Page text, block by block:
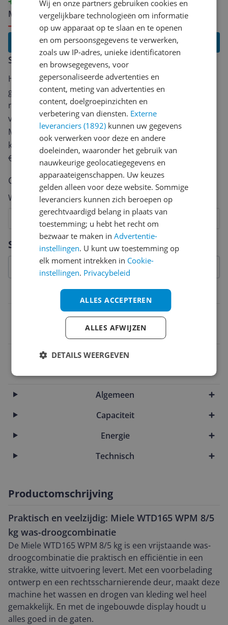
Specificaties
Wasprogramma's
4002516363453
Algemeen
Capaciteit
Energie
Technisch
Productomschrijving
Praktisch en veelzijdig: Miele WTD165 WPM 8/5
kg was-droogcombinatie
De Miele WTD165 WPM 8/5 kg is een vrijstaande was-
droogcombinatie die praktisch en efficiëntie in een
strakke, witte uitvoering levert. Met een voorbelading
ontwerp en een rechtsscharnierende deur, maakt deze
machine het wassen en drogen van kleding wel heel
gemakkelijk. En met de ingebouwde display houdt u
alles goed in de gaten.
voorlopig mee moeten doen.
Minpunten
centrifugeren laat te wensen over
Lees alle reviews
Schrijf een review
Heb jij dit product in bezit en wil je graag je mening
geven? Start dan hieronder met het schrijven van je
review. Afhankelijk van de details duurt het schrijven
van een review gemiddeld tussen de 3 en 10 minuten.
Met jouw mening help je andere bezoekers een betere
keuze te maken én maak je iedere maand kans op
€250,-!
Klik hier voor de actievoorwaarden.
Cijfer
Welk cijfer geef jij dit product?
5
2
Vraag 1 van 4
Wij en onze partners gebruiken cookies en
vergelijkbare technologieën om informatie
op uw apparaat op te slaan en te openen
en om persoonsgegevens te verwerken,
zoals uw IP-adres, unieke identificatoren
en browsegegevens, voor
gepersonaliseerde advertenties en
content, meting van advertenties en
content, doelgroepinzichten en
verbetering van diensten. Externe
leveranciers (1892) kunnen uw gegevens
ook verwerken voor deze en andere
doeleinden, waaronder het gebruik van
nauwkeurige geolocatiegegevens en
apparaateigenschappen. Uw keuzes
gelden alleen voor deze website. Sommige
leveranciers kunnen zich beroepen op
gerechtvaardigd belang in plaats van
toestemming; u hebt het recht om
bezwaar te maken inAdvertentie-
instellingen. U kunt uw toestemming op
elk moment intrekken in Cookie-
instellingen. Privacybeleid
ALLES ACCEPTEREN
ALLES AFWIJZEN
DETAILS WEERGEVEN